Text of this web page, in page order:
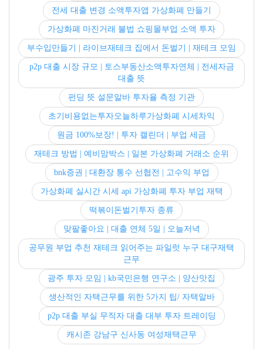
전세 대출 변경 소액투자앱 가상화폐 만들기
가상화폐 마진거래 불법 쇼핑몰부업 소액 투자
부수입만들기 | 라이브재테크 집에서 돈벌기 | 재테크 모임
p2p 대출 시장 규모 | 토스부동산소액투자연체 | 전세자금
대출 뜻
펀딩 뜻 설문알바 투자율 측정 기관
초기비용없는투자오늘하루가상화폐 시세차익
원금 100%보장! | 투자 캘린더 | 부업 세금
재테크 방법 | 예비맘박스 | 일본 가상화폐 거래소 순위
bnk증권 | 대환장 통수 선협전 | 고수익 부업
가상화폐 실시간 시세 api 가상화폐 투자 부업 재택
떡볶이돈벌기투자 종류
맞팔좋아요 | 대출 연체 5일 | 오늘저녁
공무원 부업 추천 재테크 읽어주는 파일럿 누구 대구재택
근무
광주 투자 모임 | kb국민은행 연구소 | 양산맛집
생산적인 자택근무를 위한 5가지 팁/ 자택알바
p2p 대출 부실 무직자 대출 대부 투자 트레이딩
캐시존 강남구 신사동 여성재택근무